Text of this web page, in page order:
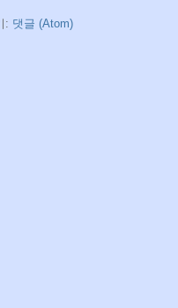
: 댓글 (Atom)